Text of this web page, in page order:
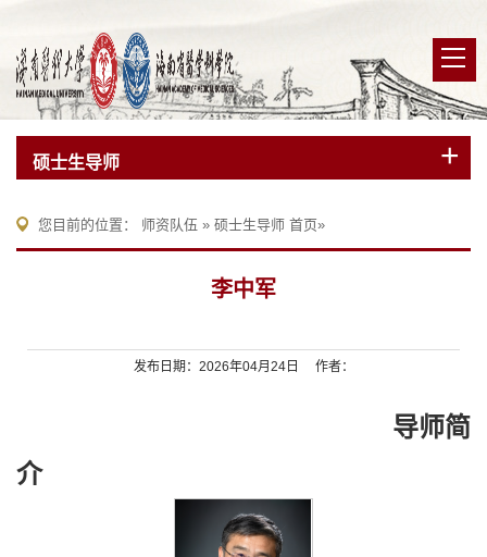
硕士生导师
您目前的位置： 师资队伍 » 硕士生导师 首页»
李中军
发布日期：2026年04月24日 作者：
导师简
介